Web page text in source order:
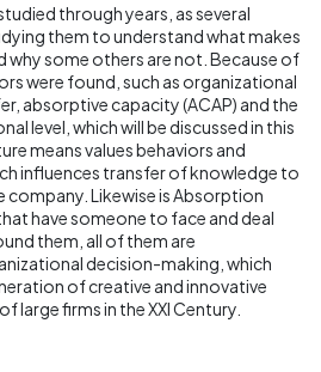
through years, as several
them to understand what makes
why some others are not. Because of
were found, such as organizational
absorptive capacity (ACAP) and the
level, which will be discussed in this
means values behaviors and
influences transfer of knowledge to
Likewise is Absorption
have someone to face and deal
them, all of them are
decision-making, which
of creative and innovative
large firms in the XXI Century.